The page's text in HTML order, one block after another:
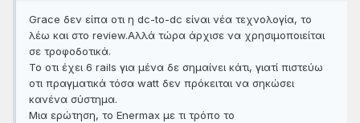
Grace δεν είπα οτι η dc-to-dc είναι νέα τεχνολογία, το
λέω και στο review.Αλλά τώρα άρχισε να χρησιμοποιείται
σε τροφοδοτικά.
Το οτι έχει 6 rails για μένα δε σημαίνει κάτι, γιατί πιστεύω
οτι πραγματικά τόσα watt δεν πρόκειται να σηκώσει
κανένα σύστημα.
Μια ερώτηση, το Enermax με τι τρόπο το